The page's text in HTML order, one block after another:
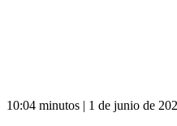
10:04 minutos | 1 de junio de